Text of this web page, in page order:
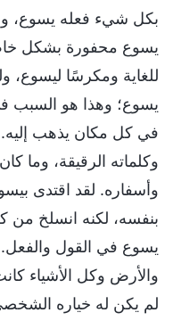
بكل شيء فعله
يسوع محفورة بشكل
للغاية ومكرسًا ليسوع،
يسوع؛ وهذا هو السبب
في كل مكان يذهب إليه.
وكلماته الرقيقة، وما
وأسفاره. لقد اقتدى
بنفسه، لكنه انسلخ من
يسوع في القول
والأرض وكل الأشياء
لم يكن له خياره